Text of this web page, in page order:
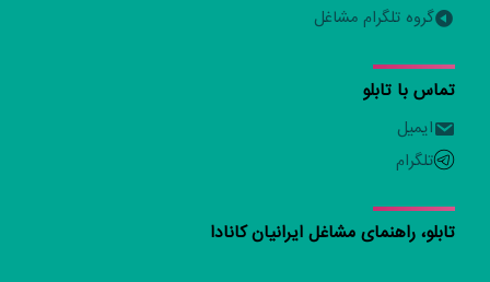
گروه تلگرام مشاغل
تماس با تابلو
ایمیل
تلگرام
تابلو، راهنمای مشاغل ایرانیان کانادا